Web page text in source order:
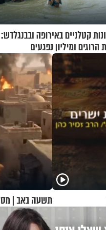
קטלניים באירופה ובבנגלדש:
ומיליון נפגעים
תשעה באב |